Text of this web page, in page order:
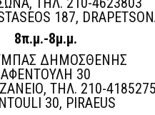
187,
8π.μ.-8μ.μ.
ΔΗΜΟΣΘΕΝΗΣ
ΑΦΕΝΤΟΥΛΗ 30
ΤΗΛ. 210-4185275
30, PIRAEUS